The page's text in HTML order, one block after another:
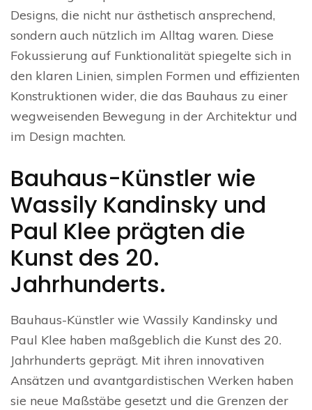
Designs, die nicht nur ästhetisch ansprechend,
sondern auch nützlich im Alltag waren. Diese
Fokussierung auf Funktionalität spiegelte sich in
den klaren Linien, simplen Formen und effizienten
Konstruktionen wider, die das Bauhaus zu einer
wegweisenden Bewegung in der Architektur und
im Design machten.
Bauhaus-Künstler wie
Wassily Kandinsky und
Paul Klee prägten die
Kunst des 20.
Jahrhunderts.
Bauhaus-Künstler wie Wassily Kandinsky und
Paul Klee haben maßgeblich die Kunst des 20.
Jahrhunderts geprägt. Mit ihren innovativen
Ansätzen und avantgardistischen Werken haben
sie neue Maßstäbe gesetzt und die Grenzen der